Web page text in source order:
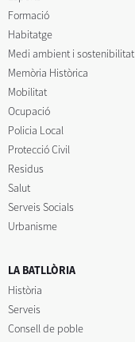
Formació
Habitatge
Medi ambient i sostenibilitat
Memòria Històrica
Mobilitat
Ocupació
Policia Local
Protecció Civil
Residus
Salut
Serveis Socials
Urbanisme
LA BATLLÒRIA
Història
Serveis
Consell de poble